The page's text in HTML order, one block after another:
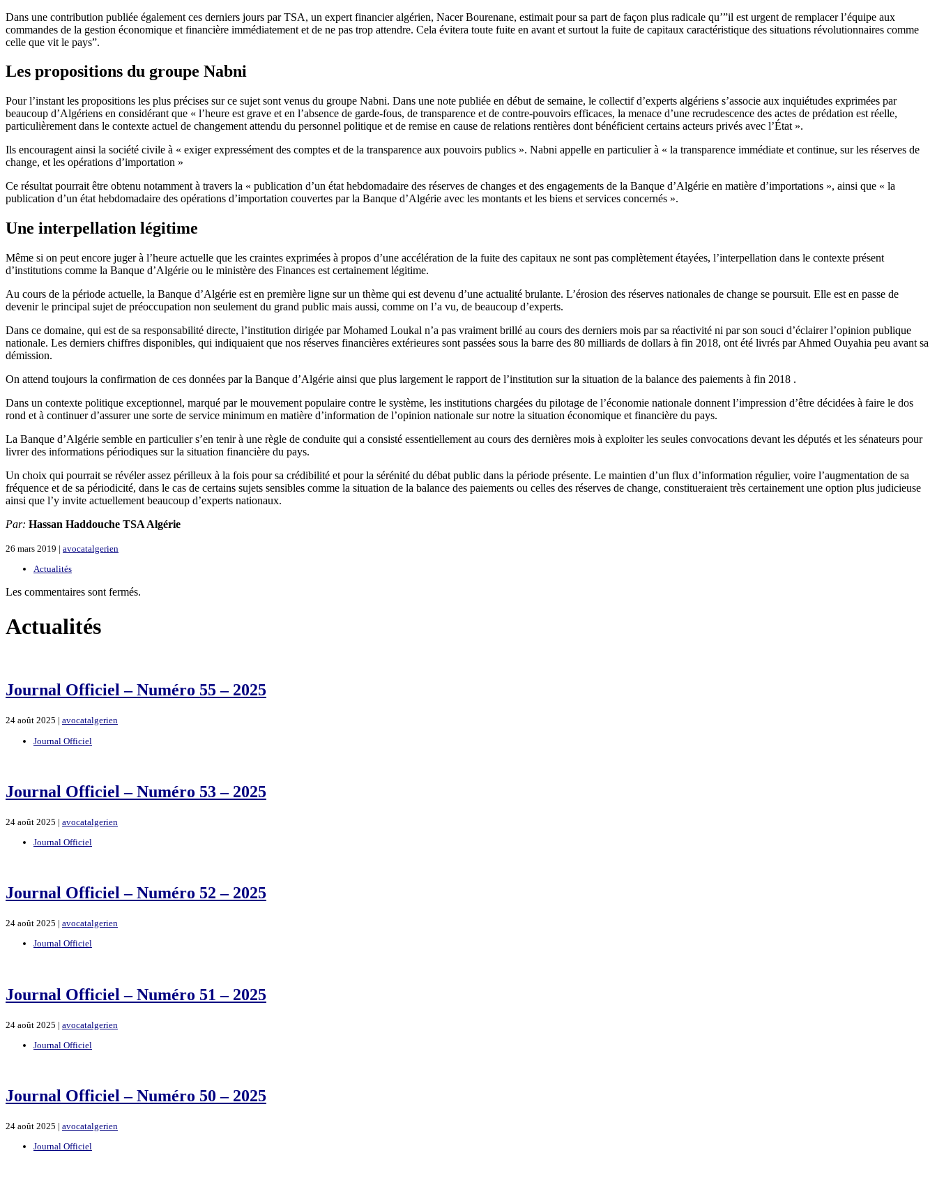
Dans une contribution publiée également ces derniers jours par TSA, un expert financier algérien, Nacer Bourenane, estimait pour sa part de façon plus radicale qu’”il est urgent de remplacer l’équipe aux
commandes de la gestion économique et financière immédiatement et de ne pas trop attendre. Cela évitera toute fuite en avant et surtout la fuite de capitaux caractéristique des situations révolutionnaires comme
celle que vit le pays”.
Les propositions du groupe Nabni
Pour l’instant les propositions les plus précises sur ce sujet sont venus du groupe Nabni. Dans une note publiée en début de semaine, le collectif d’experts algériens s’associe aux inquiétudes exprimées par
beaucoup d’Algériens en considérant que « l’heure est grave et en l’absence de garde-fous, de transparence et de contre-pouvoirs efficaces, la menace d’une recrudescence des actes de prédation est réelle,
particulièrement dans le contexte actuel de changement attendu du personnel politique et de remise en cause de relations rentières dont bénéficient certains acteurs privés avec l’État ».
Ils encouragent ainsi la société civile à « exiger expressément des comptes et de la transparence aux pouvoirs publics ». Nabni appelle en particulier à « la transparence immédiate et continue, sur les réserves de
change, et les opérations d’importation »
Ce résultat pourrait être obtenu notamment à travers la « publication d’un état hebdomadaire des réserves de changes et des engagements de la Banque d’Algérie en matière d’importations », ainsi que « la
publication d’un état hebdomadaire des opérations d’importation couvertes par la Banque d’Algérie avec les montants et les biens et services concernés ».
Une interpellation légitime
Même si on peut encore juger à l’heure actuelle que les craintes exprimées à propos d’une accélération de la fuite des capitaux ne sont pas complètement étayées, l’interpellation dans le contexte présent
d’institutions comme la Banque d’Algérie ou le ministère des Finances est certainement légitime.
Au cours de la période actuelle, la Banque d’Algérie est en première ligne sur un thème qui est devenu d’une actualité brulante. L’érosion des réserves nationales de change se poursuit. Elle est en passe de
devenir le principal sujet de préoccupation non seulement du grand public mais aussi, comme on l’a vu, de beaucoup d’experts.
Dans ce domaine, qui est de sa responsabilité directe, l’institution dirigée par Mohamed Loukal n’a pas vraiment brillé au cours des derniers mois par sa réactivité ni par son souci d’éclairer l’opinion publique
nationale. Les derniers chiffres disponibles, qui indiquaient que nos réserves financières extérieures sont passées sous la barre des 80 milliards de dollars à fin 2018, ont été livrés par Ahmed Ouyahia peu avant sa
démission.
On attend toujours la confirmation de ces données par la Banque d’Algérie ainsi que plus largement le rapport de l’institution sur la situation de la balance des paiements à fin 2018 .
Dans un contexte politique exceptionnel, marqué par le mouvement populaire contre le système, les institutions chargées du pilotage de l’économie nationale donnent l’impression d’être décidées à faire le dos
rond et à continuer d’assurer une sorte de service minimum en matière d’information de l’opinion nationale sur notre la situation économique et financière du pays.
La Banque d’Algérie semble en particulier s’en tenir à une règle de conduite qui a consisté essentiellement au cours des dernières mois à exploiter les seules convocations devant les députés et les sénateurs pour
livrer des informations périodiques sur la situation financière du pays.
Un choix qui pourrait se révéler assez périlleux à la fois pour sa crédibilité et pour la sérénité du débat public dans la période présente. Le maintien d’un flux d’information régulier, voire l’augmentation de sa
fréquence et de sa périodicité, dans le cas de certains sujets sensibles comme la situation de la balance des paiements ou celles des réserves de change, constitueraient très certainement une option plus judicieuse
ainsi que l’y invite actuellement beaucoup d’experts nationaux.
Par: Hassan Haddouche TSA Algérie
26 mars 2019 | avocatalgerien
Actualités
Les commentaires sont fermés.
Actualités
Journal Officiel – Numéro 55 – 2025
24 août 2025 | avocatalgerien
Journal Officiel
Journal Officiel – Numéro 53 – 2025
24 août 2025 | avocatalgerien
Journal Officiel
Journal Officiel – Numéro 52 – 2025
24 août 2025 | avocatalgerien
Journal Officiel
Journal Officiel – Numéro 51 – 2025
24 août 2025 | avocatalgerien
Journal Officiel
Journal Officiel – Numéro 50 – 2025
24 août 2025 | avocatalgerien
Journal Officiel